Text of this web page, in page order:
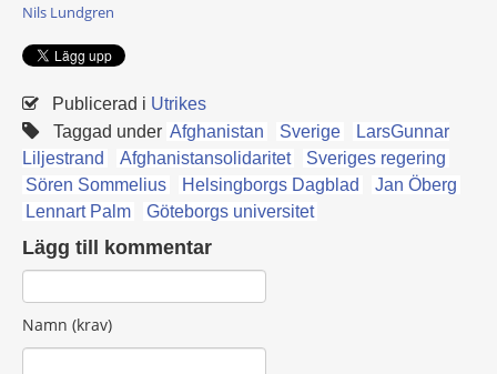
Nils Lundgren
Publicerad i Utrikes
Taggad under Afghanistan Sverige
LarsGunnar
Liljestrand
Afghanistansolidaritet
Sveriges regering
Sören Sommelius
Helsingborgs Dagblad
Jan Öberg
Lennart Palm
Göteborgs universitet
Lägg till kommentar
Namn (krav)